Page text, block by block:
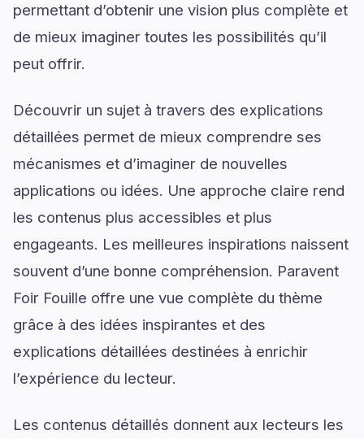
permettant d’obtenir une vision plus complète et
de mieux imaginer toutes les possibilités qu’il
peut offrir.
Découvrir un sujet à travers des explications
détaillées permet de mieux comprendre ses
mécanismes et d’imaginer de nouvelles
applications ou idées. Une approche claire rend
les contenus plus accessibles et plus
engageants. Les meilleures inspirations naissent
souvent d’une bonne compréhension. Paravent
Foir Fouille offre une vue complète du thème
grâce à des idées inspirantes et des
explications détaillées destinées à enrichir
l’expérience du lecteur.
Les contenus détaillés donnent aux lecteurs les